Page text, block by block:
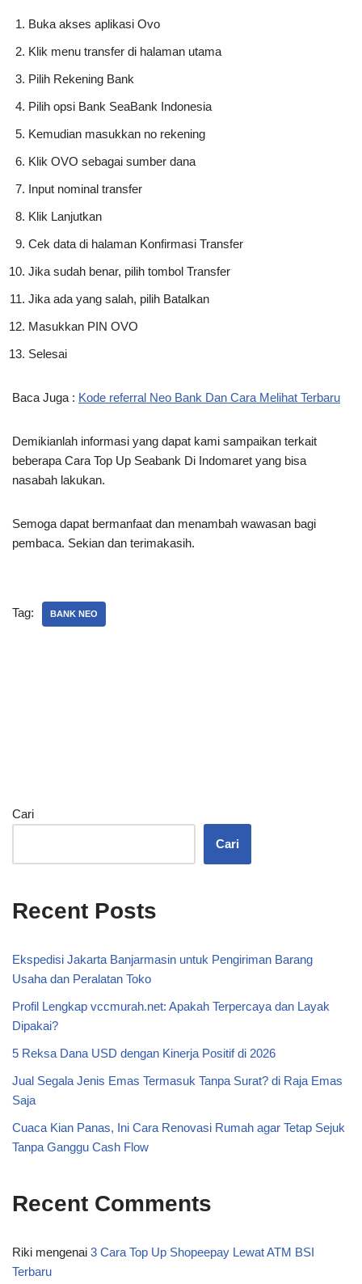
Buka akses aplikasi Ovo
Klik menu transfer di halaman utama
Pilih Rekening Bank
Pilih opsi Bank SeaBank Indonesia
Kemudian masukkan no rekening
Klik OVO sebagai sumber dana
Input nominal transfer
Klik Lanjutkan
Cek data di halaman Konfirmasi Transfer
Jika sudah benar, pilih tombol Transfer
Jika ada yang salah, pilih Batalkan
Masukkan PIN OVO
Selesai
Baca Juga : Kode referral Neo Bank Dan Cara Melihat Terbaru
Demikianlah informasi yang dapat kami sampaikan terkait
beberapa Cara Top Up Seabank Di Indomaret yang bisa
nasabah lakukan.
Semoga dapat bermanfaat dan menambah wawasan bagi
pembaca. Sekian dan terimakasih.
Tag: BANK NEO
Cari
Cari
Recent Posts
Ekspedisi Jakarta Banjarmasin untuk Pengiriman Barang
Usaha dan Peralatan Toko
Profil Lengkap vccmurah.net: Apakah Terpercaya dan Layak
Dipakai?
5 Reksa Dana USD dengan Kinerja Positif di 2026
Jual Segala Jenis Emas Termasuk Tanpa Surat? di Raja Emas
Saja
Cuaca Kian Panas, Ini Cara Renovasi Rumah agar Tetap Sejuk
Tanpa Ganggu Cash Flow
Recent Comments
Riki mengenai 3 Cara Top Up Shopeepay Lewat ATM BSI
Terbaru